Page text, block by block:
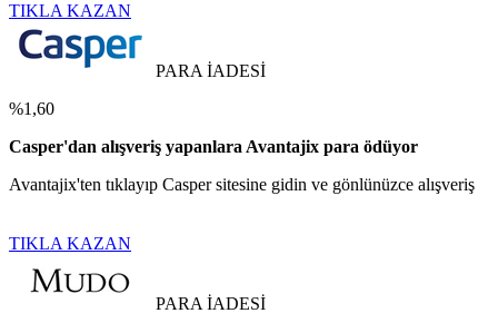
TIKLA KAZAN
PARA İADESİ
%1,60
Casper'dan alışveriş yapanlara Avantajix para ödüyor
Avantajix'ten tıklayıp Casper sitesine gidin ve gönlünüzce alışveriş
TIKLA KAZAN
PARA İADESİ